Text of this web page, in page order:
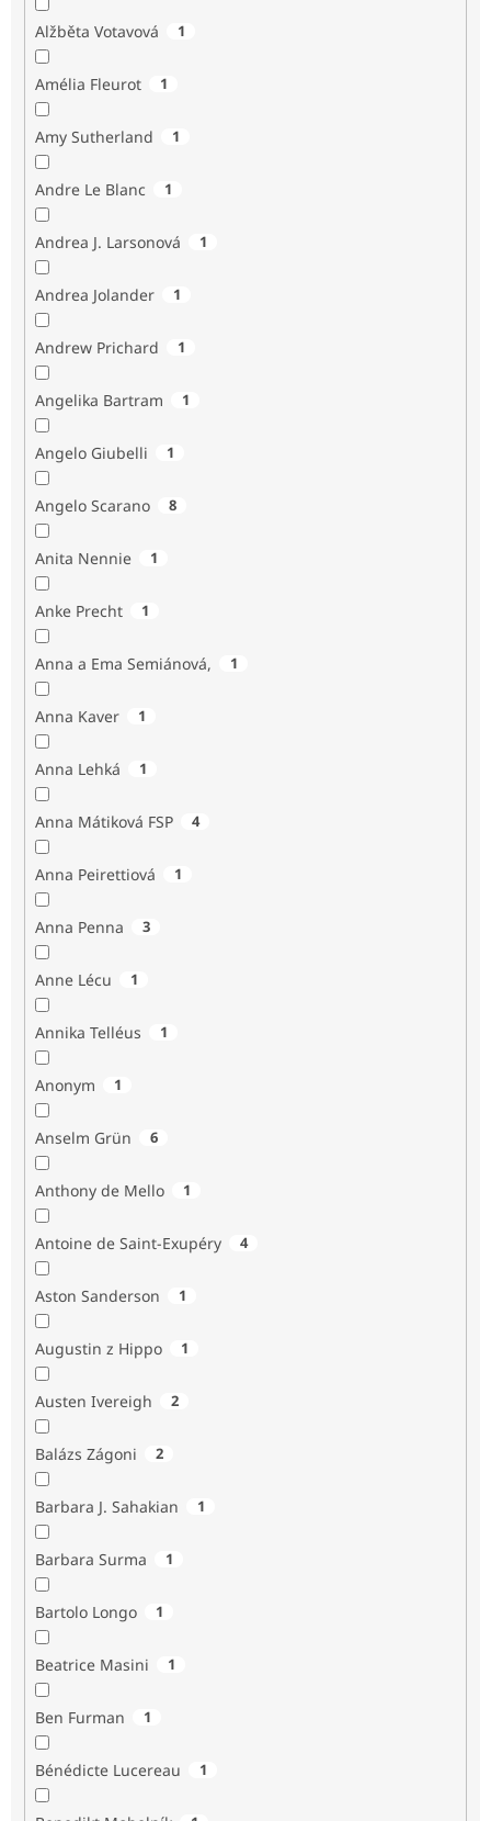
Alžběta Votavová 1
Amélia Fleurot 1
Amy Sutherland 1
Andre Le Blanc 1
Andrea J. Larsonová 1
Andrea Jolander 1
Andrew Prichard 1
Angelika Bartram 1
Angelo Giubelli 1
Angelo Scarano 8
Anita Nennie 1
Anke Precht 1
Anna a Ema Semiánová, 1
Anna Kaver 1
Anna Lehká 1
Anna Mátiková FSP 4
Anna Peirettiová 1
Anna Penna 3
Anne Lécu 1
Annika Telléus 1
Anonym 1
Anselm Grün 6
Anthony de Mello 1
Antoine de Saint-Exupéry 4
Aston Sanderson 1
Augustin z Hippo 1
Austen Ivereigh 2
Balázs Zágoni 2
Barbara J. Sahakian 1
Barbara Surma 1
Bartolo Longo 1
Beatrice Masini 1
Ben Furman 1
Bénédicte Lucereau 1